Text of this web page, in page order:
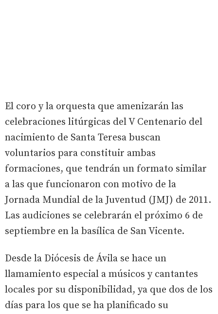
El coro y la orquesta que amenizarán las
celebraciones litúrgicas del V Centenario del
nacimiento de Santa Teresa buscan
voluntarios para constituir ambas
formaciones, que tendrán un formato similar
a las que funcionaron con motivo de la
Jornada Mundial de la Juventud (JMJ) de 2011.
Las audiciones se celebrarán el próximo 6 de
septiembre en la basílica de San Vicente.
Desde la Diócesis de Ávila se hace un
llamamiento especial a músicos y cantantes
locales por su disponibilidad, ya que dos de los
días para los que se ha planificado su